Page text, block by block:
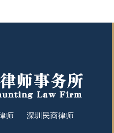
师 深圳民商律师